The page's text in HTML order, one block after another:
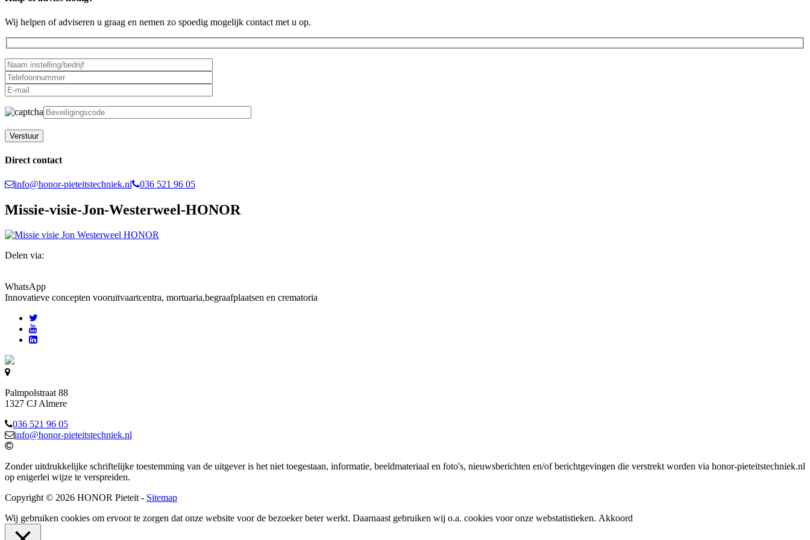
Wij helpen of adviseren u graag en nemen zo spoedig mogelijk contact met u op.
Direct contact
info@honor-pieteitstechniek.nl 036 521 96 05
Missie-visie-Jon-Westerweel-HONOR
Delen via:
WhatsApp
Innovatieve concepten vooruitvaartcentra, mortuaria,begraafplaatsen en crematoria
Palmpolstraat 88
1327 CJ Almere
036 521 96 05
info@honor-pieteitstechniek.nl
Zonder uitdrukkelijke schriftelijke toestemming van de uitgever is het niet toegestaan, informatie, beeldmateriaal en foto's, nieuwsberichten en/of berichtgevingen die verstrekt worden via honor-pieteitstechniek.nl
op enigerlei wijze te verspreiden.
Copyright © 2026 HONOR Pieteit - Sitemap
Wij gebruiken cookies om ervoor te zorgen dat onze website voor de bezoeker beter werkt. Daarnaast gebruiken wij o.a. cookies voor onze webstatistieken. Akkoord